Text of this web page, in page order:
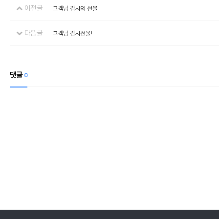
이전글 고객님 감사의 선물
다음글 고객님 감사선물!
댓글0